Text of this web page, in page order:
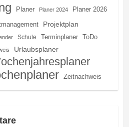
Planer Planer 2024 Planer 2026
Projektplan
Schule Terminplaner ToDo
Urlaubsplaner
Zeitnachweis